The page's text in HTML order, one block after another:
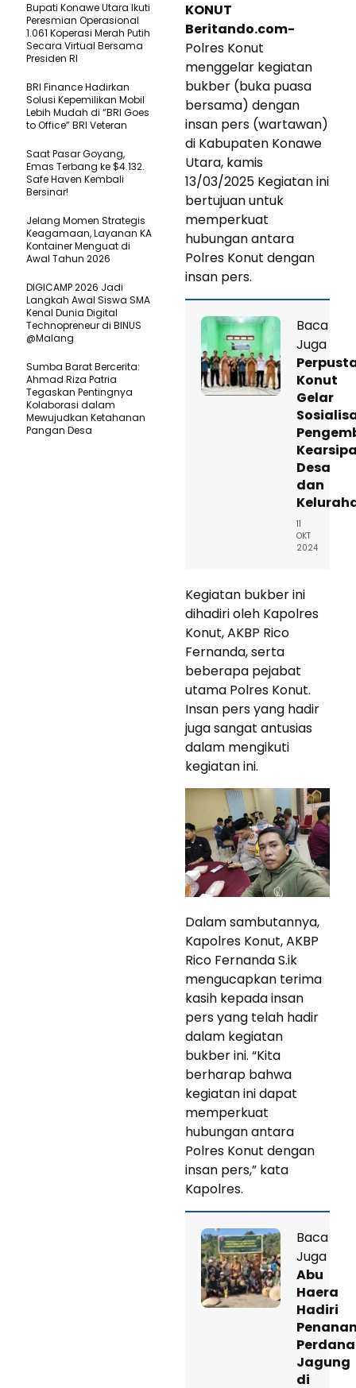
KONUT
Beritando.com-
Polres Konut
menggelar kegiatan
bukber (buka puasa
bersama) dengan
insan pers (wartawan)
di Kabupaten Konawe
Utara, kamis
13/03/2025 Kegiatan ini
bertujuan untuk
memperkuat
hubungan antara
Polres Konut dengan
insan pers.
Baca
Juga
Konut
Gelar
Desa
dan
11
OKT
2024
Kegiatan bukber ini
dihadiri oleh Kapolres
Konut, AKBP Rico
Fernanda, serta
beberapa pejabat
utama Polres Konut.
Insan pers yang hadir
juga sangat antusias
dalam mengikuti
kegiatan ini.
Dalam sambutannya,
Kapolres Konut, AKBP
Rico Fernanda S.ik
mengucapkan terima
kasih kepada insan
pers yang telah hadir
dalam kegiatan
bukber ini. “Kita
berharap bahwa
kegiatan ini dapat
memperkuat
hubungan antara
Polres Konut dengan
insan pers,” kata
Kapolres.
Baca
Juga
Abu
Haera
Hadiri
Perdana
Jagung
di
Bupati Konawe Utara Ikuti
Peresmian Operasional
1.061 Koperasi Merah Putih
Secara Virtual Bersama
Presiden RI
BRI Finance Hadirkan
Solusi Kepemilikan Mobil
Lebih Mudah di “BRI Goes
to Office” BRI Veteran
Saat Pasar Goyang,
Emas Terbang ke $4.132.
Safe Haven Kembali
Bersinar!
Jelang Momen Strategis
Keagamaan, Layanan KA
Kontainer Menguat di
Awal Tahun 2026
DIGICAMP 2026 Jadi
Langkah Awal Siswa SMA
Kenal Dunia Digital
Technopreneur di BINUS
@Malang
Sumba Barat Bercerita:
Ahmad Riza Patria
Tegaskan Pentingnya
Kolaborasi dalam
Mewujudkan Ketahanan
Pangan Desa